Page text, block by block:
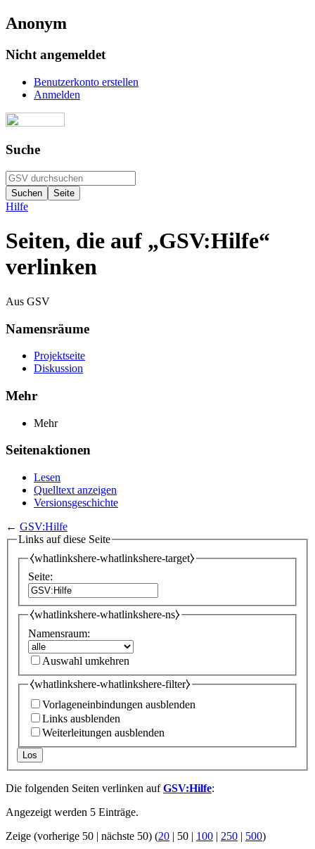
Anonym
Nicht angemeldet
Benutzerkonto erstellen
Anmelden
Suche
Hilfe
Seiten, die auf „GSV:Hilfe“
verlinken
Aus GSV
Namensräume
Projektseite
Diskussion
Mehr
Mehr
Seitenaktionen
Lesen
Quelltext anzeigen
Versionsgeschichte
← GSV:Hilfe
Links auf diese Seite
⧼whatlinkshere-whatlinkshere-target⧽
Seite:
⧼whatlinkshere-whatlinkshere-ns⧽
Namensraum:
Auswahl umkehren
⧼whatlinkshere-whatlinkshere-filter⧽
Vorlageneinbindungen ausblenden
Links ausblenden
Weiterleitungen ausblenden
Los
Die folgenden Seiten verlinken aufGSV:Hilfe:
Angezeigt werden 5 Einträge.
Zeige (vorherige 50 | nächste 50) (20 | 50 | 100 | 250 | 500)